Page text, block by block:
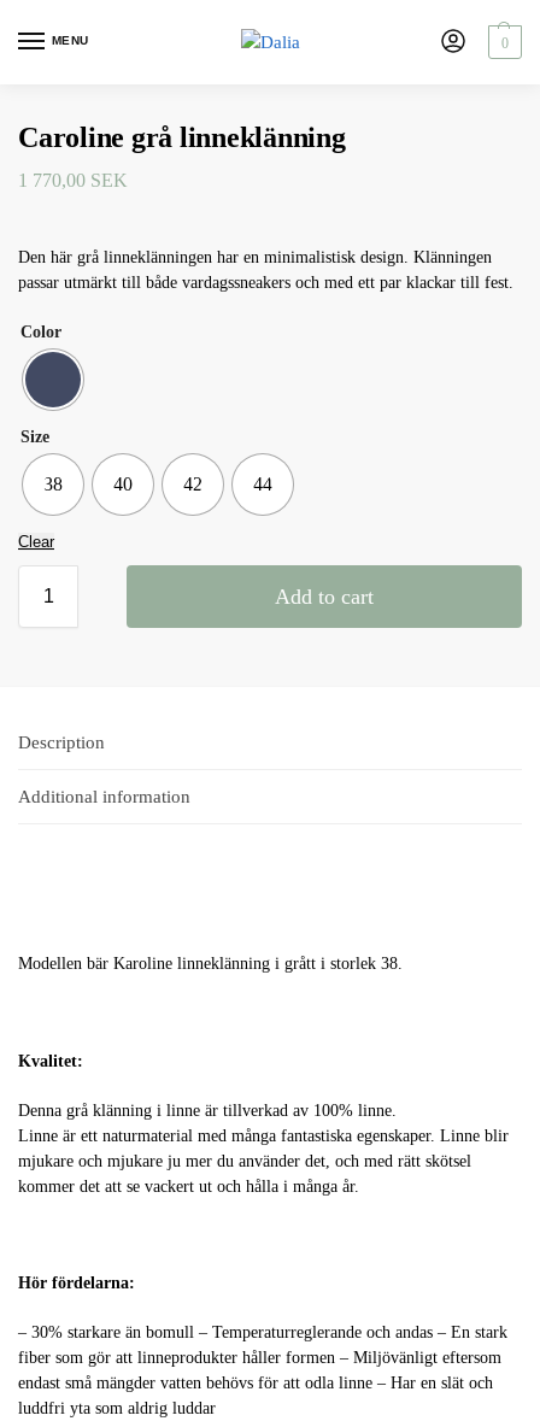
MENU 0
Caroline grå linneklänning
1 770,00 SEK
Den här grå linneklänningen har en minimalistisk design. Klänningen
passar utmärkt till både vardagssneakers och med ett par klackar till fest.
Color
Size
38 40 42 44
Clear
Add to cart
Description
Additional information
Modellen bär Karoline linneklänning i grått i storlek 38.
Kvalitet:
Denna grå klänning i linne är tillverkad av 100% linne.
Linne är ett naturmaterial med många fantastiska egenskaper. Linne blir
mjukare och mjukare ju mer du använder det, och med rätt skötsel
kommer det att se vackert ut och hålla i många år.
Hör fördelarna:
– 30% starkare än bomull – Temperaturreglerande och andas – En stark
fiber som gör att linneprodukter håller formen – Miljövänligt eftersom
endast små mängder vatten behövs för att odla linne – Har en slät och
luddfri yta som aldrig luddar